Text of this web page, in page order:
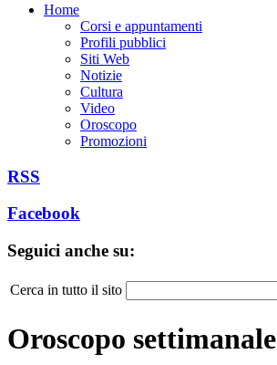
Home
Corsi e appuntamenti
Profili pubblici
Siti Web
Notizie
Cultura
Video
Oroscopo
Promozioni
RSS
Facebook
Seguici anche su:
Cerca in tutto il sito
Oroscopo settimanale